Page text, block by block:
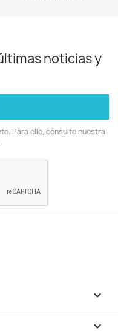
noticias y
Para ello, consulte nuestra

